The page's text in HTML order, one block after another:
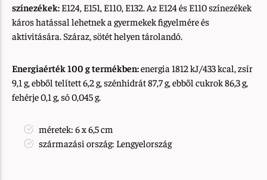
színezékek: E124, E151, E110, E132. Az E124 és E110 színezékek
káros hatással lehetnek a gyermekek figyelmére és
aktivitására. Száraz, sötét helyen tárolandó.
Energiaérték 100 g termékben:energia 1812 kJ/433 kcal, zsír
9,1 g, ebből telített 6,2 g, szénhidrát 87,7 g, ebből cukrok 86,3 g,
fehérje 0,1 g, só 0,045 g.
méretek: 6 x 6,5 cm
származási ország: Lengyelország